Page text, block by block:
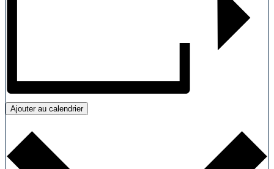
Ajouter au calendrier